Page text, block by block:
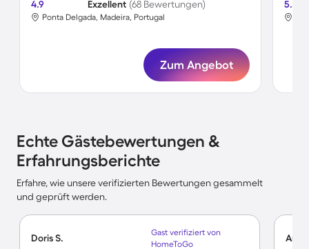
4.9 Exzellent (68 Bewertungen)
Ponta Delgada, Madeira, Portugal
Zum Angebot
5.0
Echte Gästebewertungen &
Erfahrungsberichte
Erfahre, wie unsere verifizierten Bewertungen gesammelt
und geprüft werden.
Doris S.
Gast verifiziert von
HomeToGo